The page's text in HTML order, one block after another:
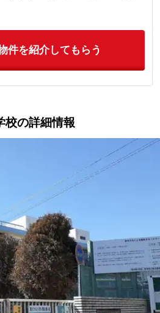
件を紹介してもらう
校の詳細情報